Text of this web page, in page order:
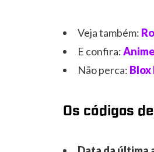
Veja também:
E confira:
Não perca: Blox
Os códigos